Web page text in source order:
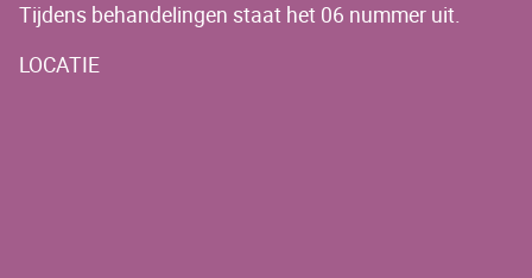
Tijdens behandelingen staat het 06 nummer uit.
LOCATIE